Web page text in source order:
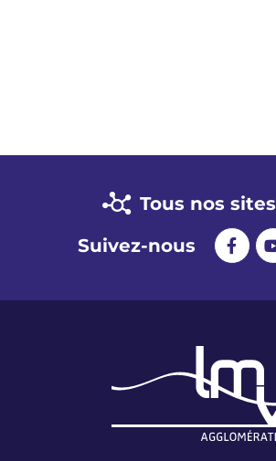
Tous nos sites
Suivez-nous